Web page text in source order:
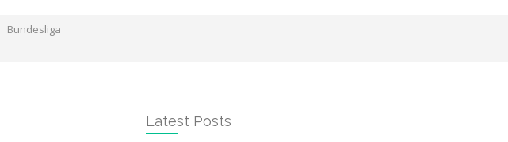
Bundesliga
Latest Posts